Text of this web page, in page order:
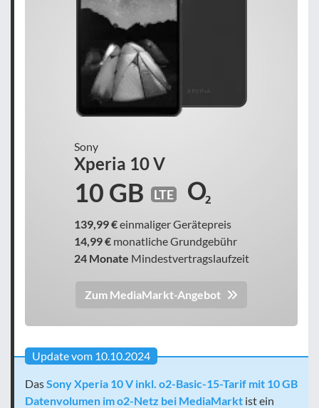
Sony
Xperia 10 V
10 GB LTE
139,99 €einmaliger Gerätepreis
14,99 € monatliche Grundgebühr
24 Monate Mindestvertragslaufzeit
Zum MediaMarkt-Angebot
Update vom 10.10.2024
DasSony Xperia 10 V inkl. o2-Basic-15-Tarif mit 10 GB
Datenvolumen im o2-Netz bei MediaMarkt ist ein